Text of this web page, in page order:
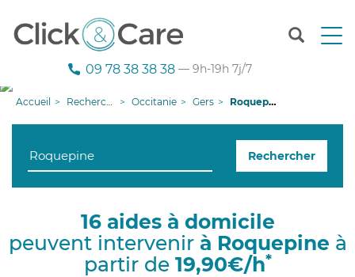
T
n
g
09 78 38 38 38 — 9h-19h 7j/7
Accueil Recherche aide à domicile Occitanie Gers Roquepine
Rechercher
16 aides à domicile
peuvent intervenir à Roquepine à
partir de 19,90€/h*